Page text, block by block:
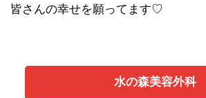
皆さんの幸せを願ってます♡
水の森美容外科